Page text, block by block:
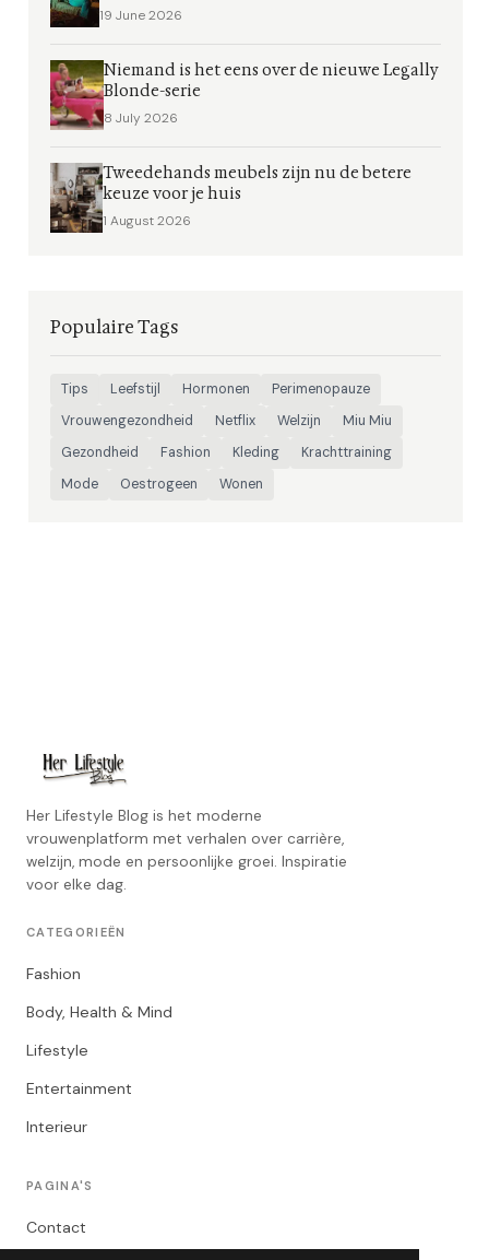
19 June 2026
Niemand is het eens over de nieuwe Legally
Blonde-serie
8 July 2026
Tweedehands meubels zijn nu de betere
keuze voor je huis
1 August 2026
Populaire Tags
Tips Leefstijl Hormonen
Perimenopauze
Vrouwengezondheid
Netflix Welzijn
Miu Miu
Gezondheid
Fashion Kleding
Krachttraining
Mode
Oestrogeen Wonen
Her Lifestyle Blog is het moderne
vrouwenplatform met verhalen over carrière,
welzijn, mode en persoonlijke groei. Inspiratie
voor elke dag.
CATEGORIEËN
Fashion
Body, Health & Mind
Lifestyle
Entertainment
Interieur
PAGINA'S
Contact